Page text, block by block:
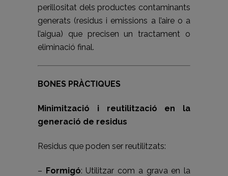
perillositat dels productes contaminants
generats (residus i emissions a l’aire o a
l’aigua) que precisen un tractament o
eliminació final.
BONES PRÀCTIQUES
Minimització i reutilització en la
generació de residus
Residus que poden ser reutilitzats:
– Formigó: Utilitzar com a grava en la